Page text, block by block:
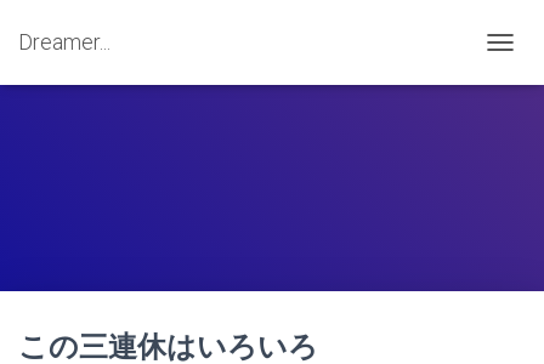
Dreamer...
ビ
替
この三連休はいろいろ